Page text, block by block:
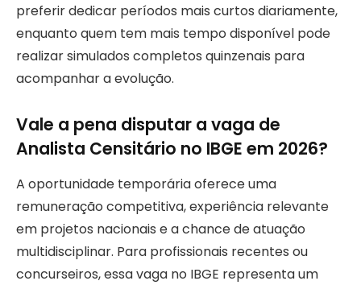
preferir dedicar períodos mais curtos diariamente,
enquanto quem tem mais tempo disponível pode
realizar simulados completos quinzenais para
acompanhar a evolução.
Vale a pena disputar a vaga de
Analista Censitário no IBGE em 2026?
A oportunidade temporária oferece uma
remuneração competitiva, experiência relevante
em projetos nacionais e a chance de atuação
multidisciplinar. Para profissionais recentes ou
concurseiros, essa vaga no IBGE representa um